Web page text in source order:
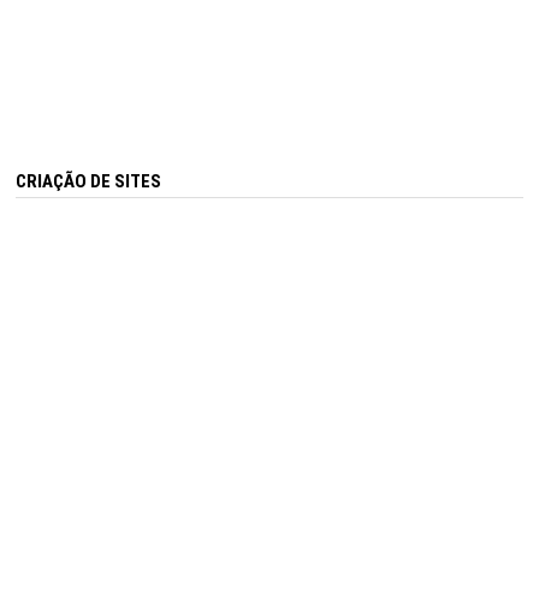
CRIAÇÃO DE SITES